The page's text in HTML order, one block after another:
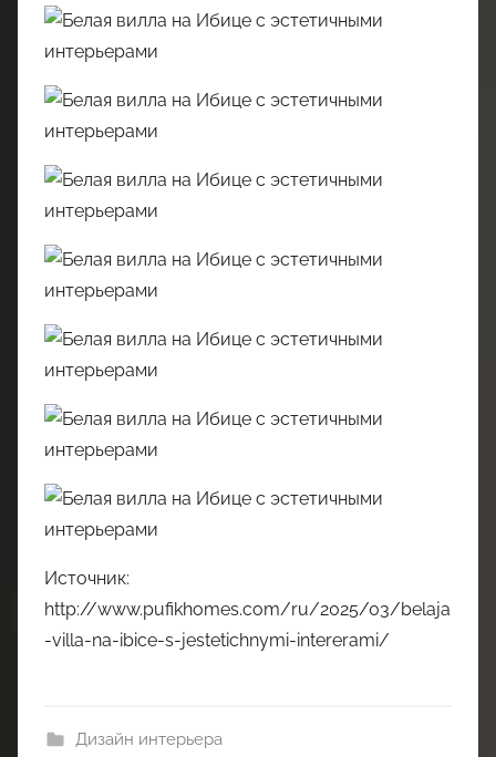
Источник:
http://www.pufikhomes.com/ru/2025/03/belaja
-villa-na-ibice-s-jestetichnymi-intererami/
Дизайн интерьера